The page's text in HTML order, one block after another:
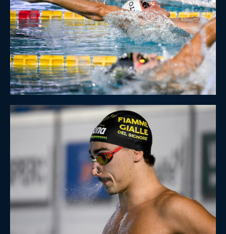
Centri Federali
Area Legislativa
Protezione Civile
Qualità
Privacy
Cookie Policy